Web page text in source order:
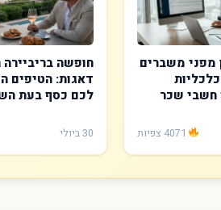
מפני משברים
חשבי שכר
חופשה
דאגות: הטיפים
לכם כסף בעת
30 ביולי